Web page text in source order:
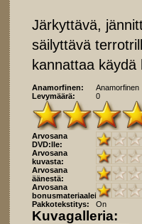
Järkyttävä,
säilyttävä
kannattaa käydä
Anamorfinen:
Anamorfinen
Levymäärä:
0
Arvosana
DVD:lle:
Arvosana
kuvasta:
Arvosana
äänestä:
Arvosana
bonusmateriaaleista:
Pakkotekstitys:
On
Kuvagalleria: